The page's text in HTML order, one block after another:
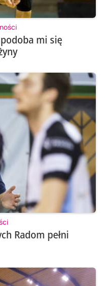
mi się
Radom pełni